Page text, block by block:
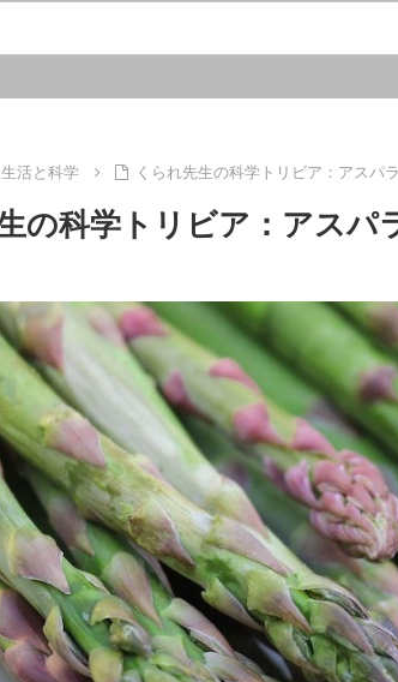
生活と科学 くられ先生の科学トリビア：アスパ
の科学トリビア：アス